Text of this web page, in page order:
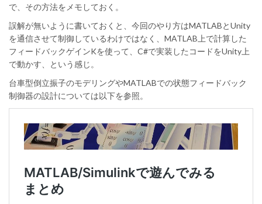
で、その方法をメモしておく。
誤解が無いように書いておくと、今回のやり方はMATLABとUnity
を通信させて制御しているわけではなく、MATLAB上で計算した
フィードバックゲインKを使って、C#で実装したコードをUnity上
で動かす、という感じ。
台車型倒立振子のモデリングやMATLABでの状態フィードバック
制御器の設計については以下を参照。